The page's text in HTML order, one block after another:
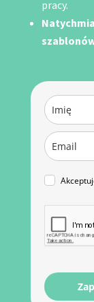
pracy.